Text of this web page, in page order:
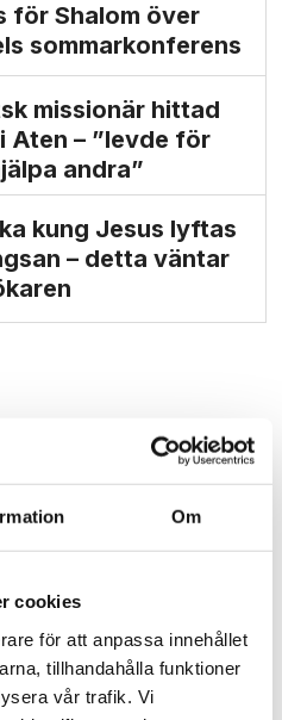
Om
cookies
för att anpassa innehållet
tillhandahålla funktioner
vår trafik. Vi
för Shalom över
sommarkonferens
missionär hittad
Aten – ”levde för
andra”
kung Jesus lyftas
– detta väntar